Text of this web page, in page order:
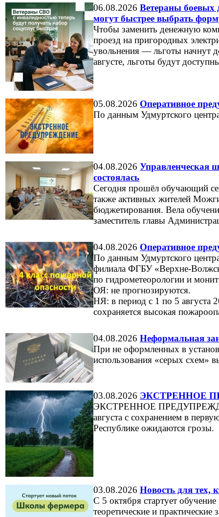
06.08.2026 Ветераны боевых
могут быстрее выбрать
Чтобы заменить денежную
проезд на пригородных
увольнения — льготы начнут
августе, льготы будут
05.08.2026 Оперативное
По данным Удмуртского
04.08.2026 Управленческая
состоялась
Сегодня прошёл обучающий
также активных жителей
бюджетирования. Вела
заместитель главы
04.08.2026 Оперативное
По данным Удмуртского
филиала ФГБУ «Верхне-
по гидрометеорологии и
ОЯ: не прогнозируются.
НЯ: в период с 1 по 5 августа
сохраняется высокая
04.08.2026 Неформальная
При не оформленных в
использования «серых схем»
03.08.2026 ЭКСТРЕННОЕ
ЭКСТРЕННОЕ
августа с сохранением в
Республике ожидаются грозы.
03.08.2026 Новость для тех,
С 5 октября стартует
теоретические и